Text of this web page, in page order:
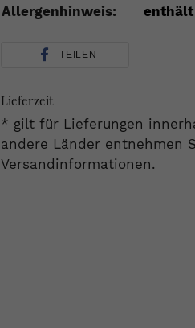
Allergenhinweis:
TEILEN
Lieferzeit
* gilt für Lieferungen
andere Länder entnehmen
Versandinformationen.